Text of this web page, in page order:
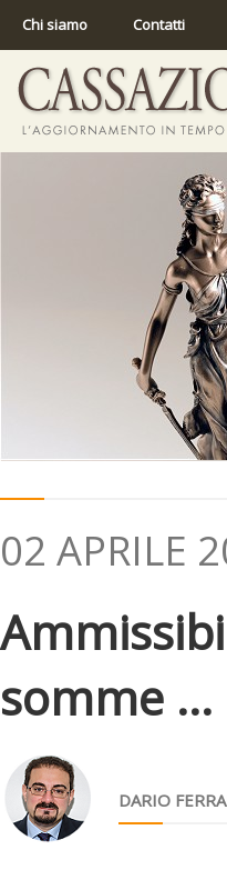
Chi siamo Contatti
02 APRILE
somme ...
DARIO